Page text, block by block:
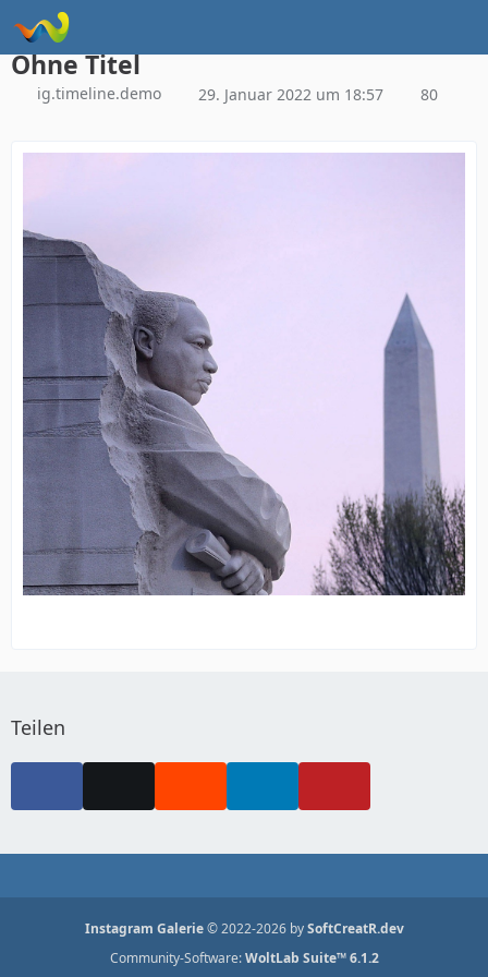
Instagram Galerie Demo
Ohne Titel
ig.timeline.demo 29. Januar 2022 um 18:57 80
Teilen
Instagram Galerie© 2022-2026 bySoftCreatR.dev
Community-Software:WoltLab Suite™ 6.1.2